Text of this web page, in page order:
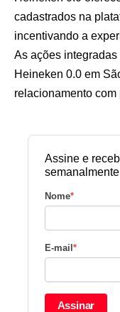
cadastrados na
incentivando a
As ações
Heineken 0.0 em
relacionamento
Assine e
Nome*
E-mail *
Assinar